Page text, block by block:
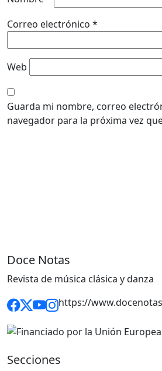
Correo electrónico *
Web
Guarda mi nombre, correo
navegador para la próxima vez
Doce Notas
Revista de música clásica y danza
https://
Secciones